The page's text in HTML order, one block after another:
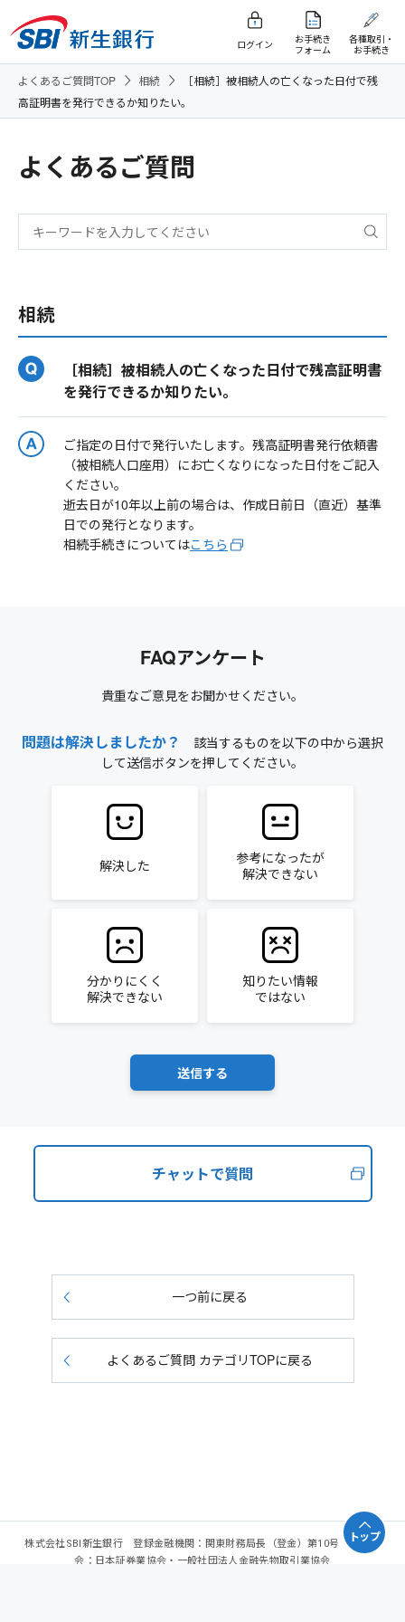
ログイン
お手続き
フォーム
各種取引・
お手続き
よくあるご質問TOP 相続
［相続］被相続人の亡くなった日付で残
高証明書を発行できるか知りたい。
よくあるご質問
相続
［相続］被相続人の亡くなった日付で残高証明書
を発行できるか知りたい。
ご指定の日付で発行いたします。残高証明書発行依頼書
（被相続人口座用）にお亡くなりになった日付をご記入
ください。
逝去日が10年以上前の場合は、作成日前日（直近）基準
日での発行となります。
相続手続きについてはこちら
FAQアンケート
貴重なご意見をお聞かせください。
問題は解決しましたか？
該当するものを以下の中から選択
して送信ボタンを押してください。
解決した
参考になったが
解決できない
分かりにくく
解決できない
知りたい情報
ではない
チャットで質問
一つ前に戻る
よくあるご質問 カテゴリTOPに戻る
株式会社SBI新生銀行 登録金融機関：関東財務局長（登金）第10号 加入協
会：日本証券業協会・一般社団法人金融先物取引業協会
トップ